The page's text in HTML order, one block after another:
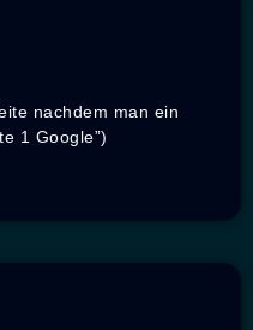
nachdem man ein
1 Google”)